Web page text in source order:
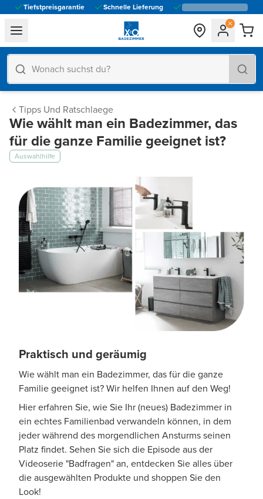
Tiefstpreisgarantie Schnelle Lieferung
general.navigation.toggle_menu.label
Tipps Und Ratschlaege
Wie wählt man ein Badezimmer, das
für die ganze Familie geeignet ist?
Auswahlhilfe
Praktisch und geräumig
Wie wählt man ein Badezimmer, das für die ganze
Familie geeignet ist? Wir helfen Ihnen auf den Weg!
Hier erfahren Sie, wie Sie Ihr (neues) Badezimmer in
ein echtes Familienbad verwandeln können, in dem
jeder während des morgendlichen Ansturms seinen
Platz findet. Sehen Sie sich die Episode aus der
Videoserie "Badfragen" an, entdecken Sie alles über
die ausgewählten Produkte und shoppen Sie den
Look!